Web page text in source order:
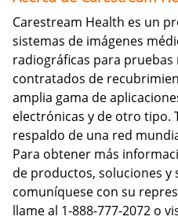
Carestream Health es un
sistemas de imágenes
radiográficas para
contratados de
amplia gama de
electrónicas y de otro tipo.
respaldo de una red
Para obtener más
de productos, soluciones y
comuníquese con su
llame al 1-888-777-2072 o